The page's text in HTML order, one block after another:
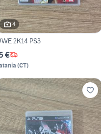
4
2K14 PS3
€
(CT)